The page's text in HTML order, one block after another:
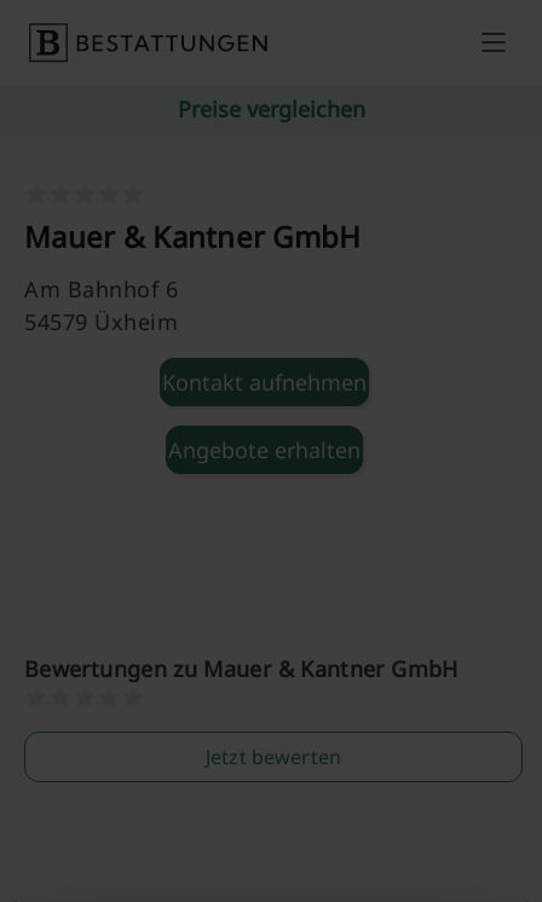
Preise vergleichen
Mauer & Kantner GmbH
Am Bahnhof 6
54579 Üxheim
Kontakt aufnehmen
Angebote erhalten
Bewertungen zu Mauer & Kantner GmbH
Jetzt bewerten